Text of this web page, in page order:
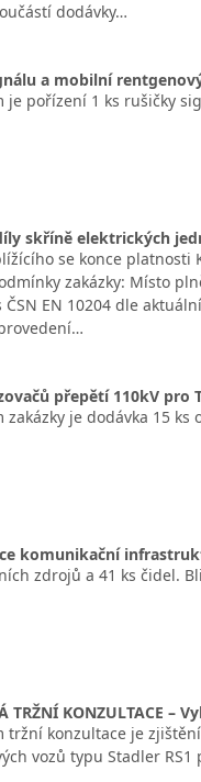
dodávky…
a mobilní
je pořízení 1 ks rušičky
skříně elektrických
se konce platnosti
zakázky: Místo
ČSN EN 10204 dle
přepětí 110kV pro
zakázky je dodávka 15 ks
komunikační
zdrojů a 41 ks čidel.
TRŽNÍ KONZULTACE
tržní konzultace je
vozů typu Stadler RS1